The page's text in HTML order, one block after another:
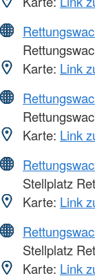
Karte: Link
Karte: Link
Stellplatz
Karte: Link
Stellplatz
Karte: Link